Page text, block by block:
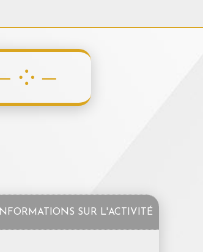
INFORMATIONS SUR L'ACTIVITÉ